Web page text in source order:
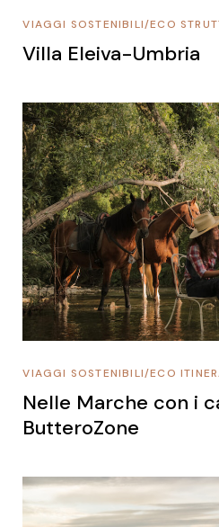
ECO
/
VIAGGI SOSTENIBILI
Villa Eleiva-Umbria
ECO
/
VIAGGI SOSTENIBILI
Nelle Marche con i
ButteroZone